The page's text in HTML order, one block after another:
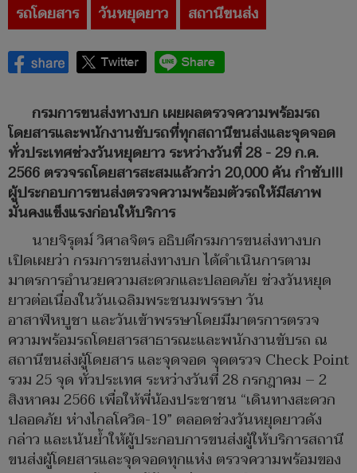
รถโดยสาร
วันหยุดยาว สถานีขนส่ง
กรมการขนส่งทางบก เผยผลตรวจความพร้อมรถ
โดยสารและพนักงานขับรถที่ทุกสถานีขนส่งและจุดจอด
ทั่วประเทศช่วงวันหยุดยาว ระหว่างวันที่ 28 - 29 ก.ค.
2566 ตรวจรถโดยสารสะสมแล้วกว่า 20,000 คัน กำชับ!!!
ผู้ประกอบการขนส่งตรวจความพร้อมตัวรถให้มีสภาพ
มั่นคงแข็งแรงก่อนให้บริการ
นายจิรุตม์ วิศาลจิตร อธิบดีกรมการขนส่งทางบก
เปิดเผยว่า กรมการขนส่งทางบก ได้ดำเนินการตาม
มาตรการอำนวยความสะดวกและปลอดภัย ช่วงวันหยุด
ยาวต่อเนื่องในวันเฉลิมพระชนมพรรษา วัน
อาสาฬหบูชา และวันเข้าพรรษาโดยมีมาตรการตรวจ
ความพร้อมรถโดยสารสาธารณะและพนักงานขับรถ ณ
สถานีขนส่งผู้โดยสาร และจุดจอด จุดตรวจ Check Point
รวม 25 จุด ทั่วประเทศ ระหว่างวันที่ 28 กรกฎาคม – 2
สิงหาคม 2566 เพื่อให้พี่น้องประชาชน “เดินทางสะดวก
ปลอดภัย ห่างไกลโควิด-19” ตลอดช่วงวันหยุดยาวดัง
กล่าว และเน้นย้ำให้ผู้ประกอบการขนส่งผู้ให้บริการสถานี
ขนส่งผู้โดยสารและจุดจอดทุกแห่ง ตรวจความพร้อมของ